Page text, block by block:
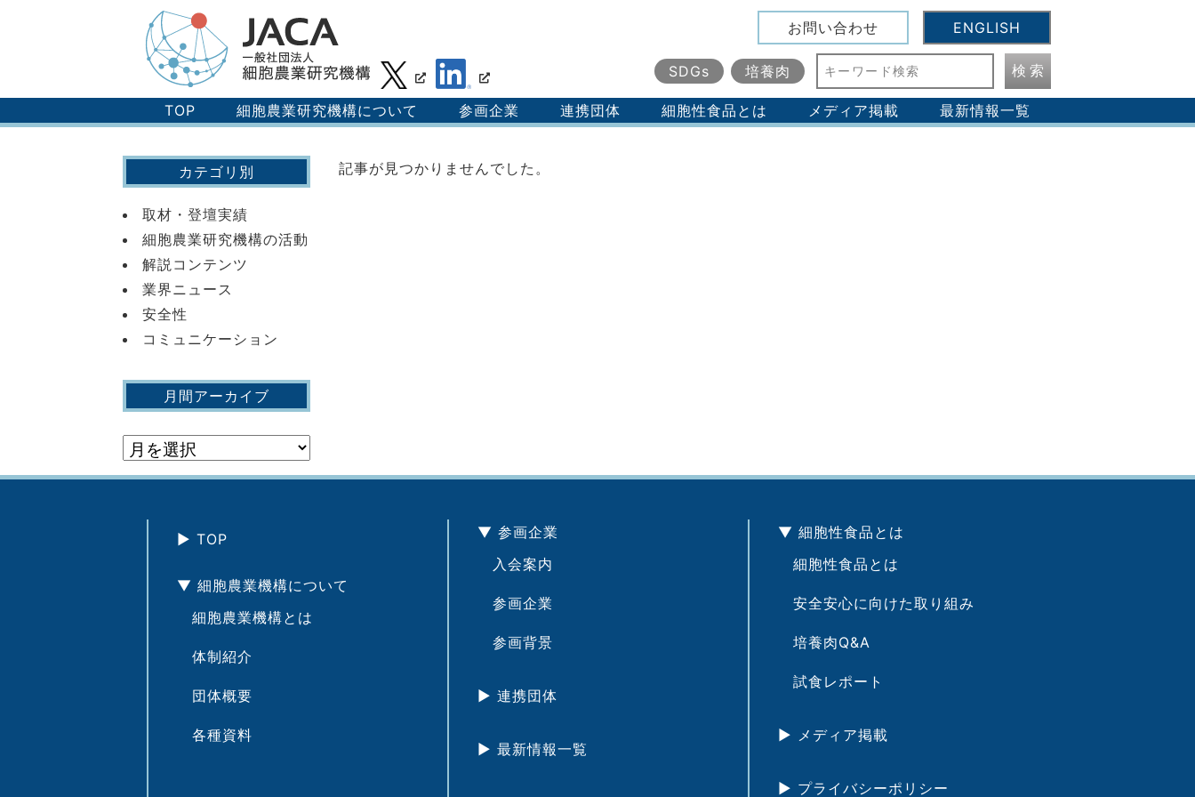
お問い合わせ ENGLISH
SDGs 培養肉 検 索
TOP 細胞農業研究機構について 参画企業 連携団体 細胞性食品とは メディア掲載 最新情報一覧
カテゴリ別
取材・登壇実績
細胞農業研究機構の活動
解説コンテンツ
業界ニュース
安全性
コミュニケーション
月間アーカイブ
記事が見つかりませんでした。
▶︎ TOP
▼ 細胞農業機構について
細胞農業機構とは
体制紹介
団体概要
各種資料
▼ 参画企業
入会案内
参画企業
参画背景
▶︎ 連携団体
▶︎ 最新情報一覧
▼ 細胞性食品とは
細胞性食品とは
安全安心に向けた取り組み
培養肉Q&A
試食レポート
▶︎ メディア掲載
▶︎ プライバシーポリシー